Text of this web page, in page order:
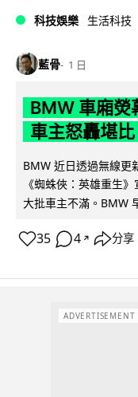
科技娛樂 生活科技
藍骨 1 日
BMW 車廂
車主怒轟堪
BMW 近日透過無線更
《蜘蛛俠：英雄重生
大批車主不滿。BMW
35 4 ↗ 分享
ADVERTISEMENT